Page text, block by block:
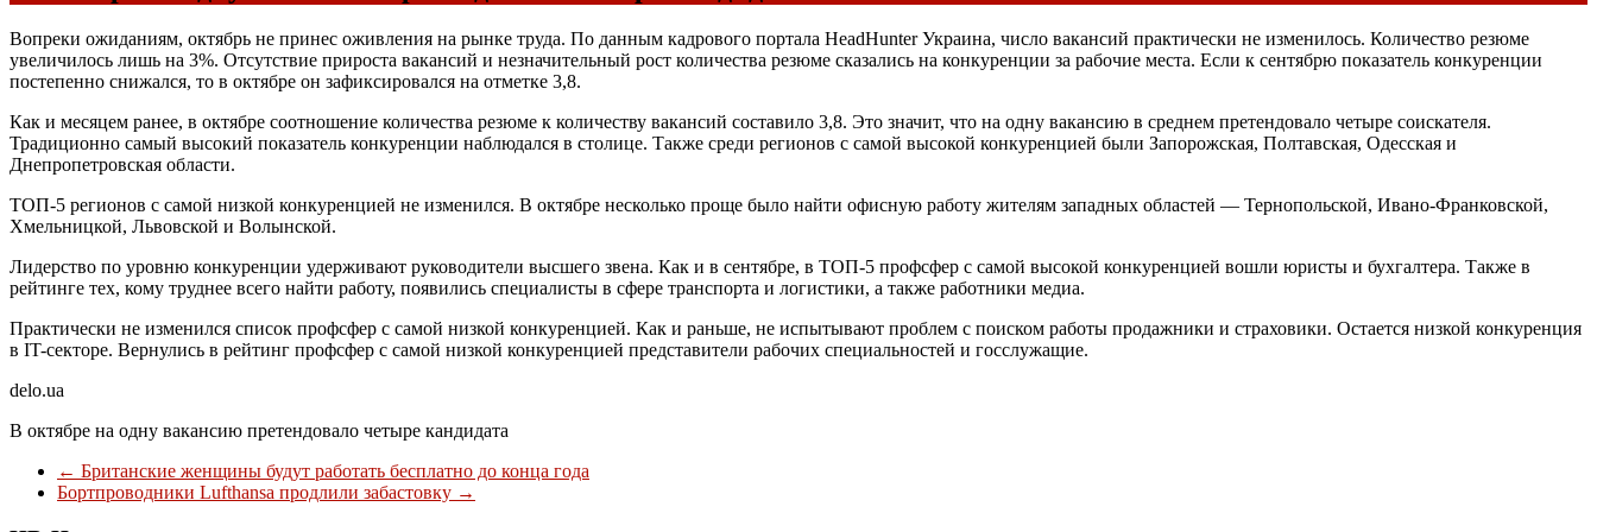
Вопреки ожиданиям, октябрь не принес оживления на рынке труда. По данным кадрового портала HeadHunter Украина, число вакансий практически не изменилось. Количество резюме
увеличилось лишь на 3%. Отсутствие прироста вакансий и незначительный рост количества резюме сказались на конкуренции за рабочие места. Если к сентябрю показатель конкуренции
постепенно снижался, то в октябре он зафиксировался на отметке 3,8.
Как и месяцем ранее, в октябре соотношение количества резюме к количеству вакансий составило 3,8. Это значит, что на одну вакансию в среднем претендовало четыре соискателя.
Традиционно самый высокий показатель конкуренции наблюдался в столице. Также среди регионов с самой высокой конкуренцией были Запорожская, Полтавская, Одесская и
Днепропетровская области.
ТОП-5 регионов с самой низкой конкуренцией не изменился. В октябре несколько проще было найти офисную работу жителям западных областей — Тернопольской, Ивано-Франковской,
Хмельницкой, Львовской и Волынской.
Лидерство по уровню конкуренции удерживают руководители высшего звена. Как и в сентябре, в ТОП-5 профсфер с самой высокой конкуренцией вошли юристы и бухгалтера. Также в
рейтинге тех, кому труднее всего найти работу, появились специалисты в сфере транспорта и логистики, а также работники медиа.
Практически не изменился список профсфер с самой низкой конкуренцией. Как и раньше, не испытывают проблем с поиском работы продажники и страховики. Остается низкой конкуренция
в IT-секторе. Вернулись в рейтинг профсфер с самой низкой конкуренцией представители рабочих специальностей и госслужащие.
delo.ua
В октябре на одну вакансию претендовало четыре кандидата
← Британские женщины будут работать бесплатно до конца года
Бортпроводники Lufthansa продлили забастовку →